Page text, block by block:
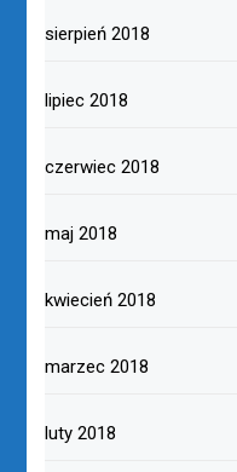
sierpień 2018
lipiec 2018
czerwiec 2018
maj 2018
kwiecień 2018
marzec 2018
luty 2018